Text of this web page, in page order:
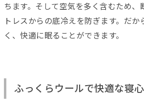
ちます。そして空気を多く含むため、
トレスからの底冷えを防ぎます。だか
く、快適に眠ることができます。
ふっくらウールで快適な寝